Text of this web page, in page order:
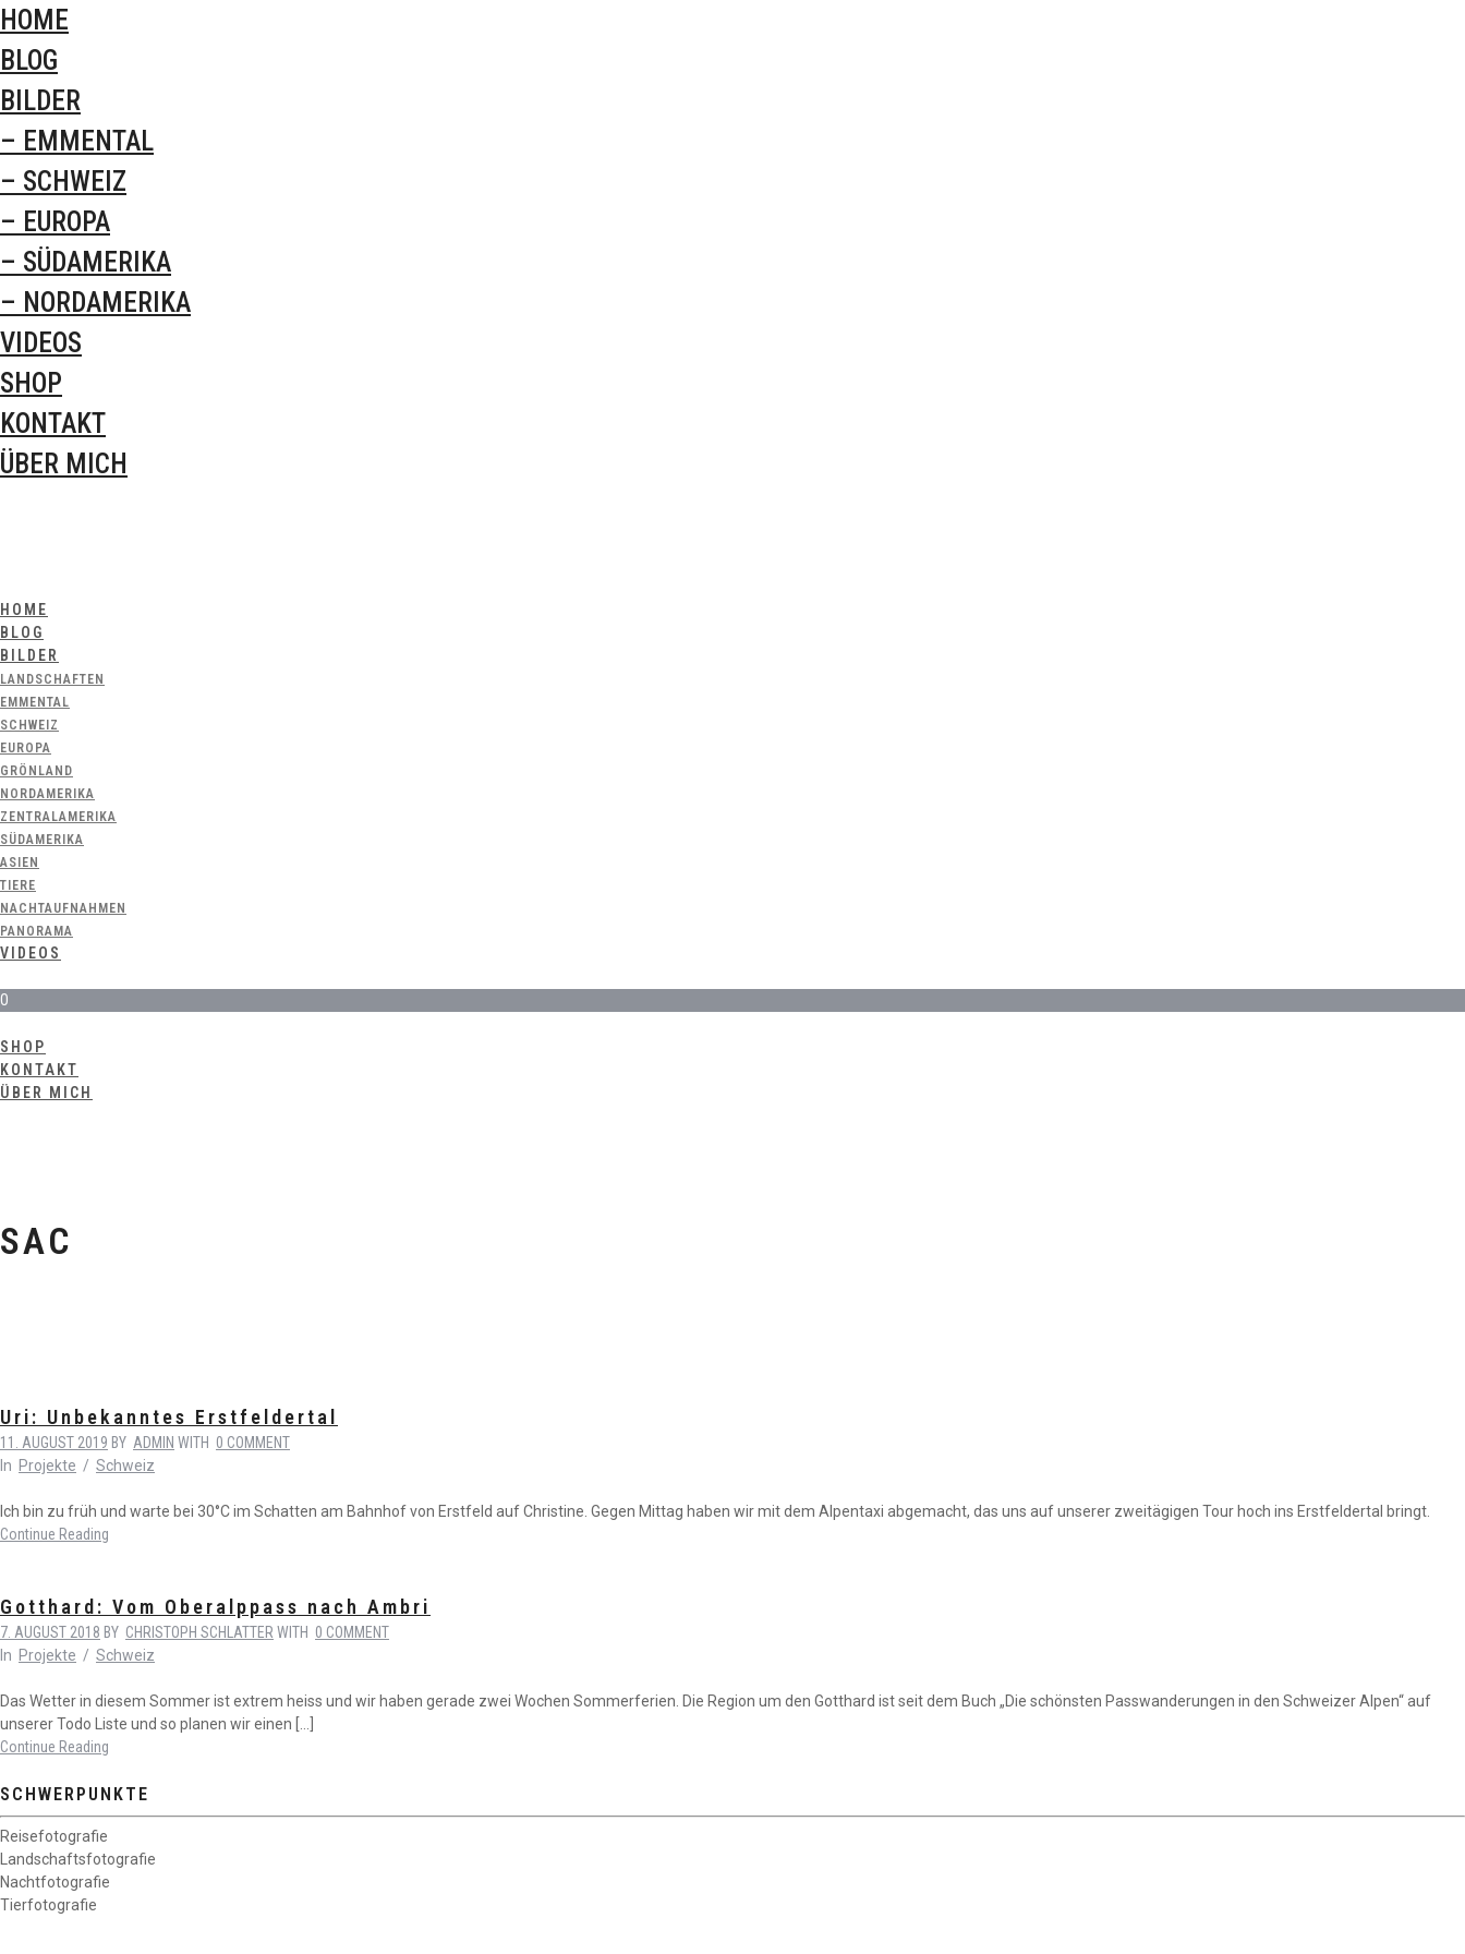
HOME
BLOG
BILDER
– EMMENTAL
– SCHWEIZ
– EUROPA
– SÜDAMERIKA
– NORDAMERIKA
VIDEOS
SHOP
KONTAKT
ÜBER MICH
HOME
BLOG
BILDER
LANDSCHAFTEN
EMMENTAL
SCHWEIZ
EUROPA
GRÖNLAND
NORDAMERIKA
ZENTRALAMERIKA
SÜDAMERIKA
ASIEN
TIERE
NACHTAUFNAHMEN
PANORAMA
VIDEOS
0
SHOP
KONTAKT
ÜBER MICH
SAC
Uri: Unbekanntes Erstfeldertal
11. AUGUST 2019 BY ADMIN WITH 0 COMMENT
In Projekte / Schweiz
Ich bin zu früh und warte bei 30°C im Schatten am Bahnhof von Erstfeld auf Christine. Gegen Mittag haben wir mit dem Alpentaxi abgemacht, das uns auf unserer zweitägigen Tour hoch ins Erstfeldertal bringt.
Continue Reading
Gotthard: Vom Oberalppass nach Ambri
7. AUGUST 2018 BY CHRISTOPH SCHLATTER WITH 0 COMMENT
In Projekte / Schweiz
Das Wetter in diesem Sommer ist extrem heiss und wir haben gerade zwei Wochen Sommerferien. Die Region um den Gotthard ist seit dem Buch „Die schönsten Passwanderungen in den Schweizer Alpen“ auf
unserer Todo Liste und so planen wir einen […]
Continue Reading
SCHWERPUNKTE
Reisefotografie
Landschaftsfotografie
Nachtfotografie
Tierfotografie